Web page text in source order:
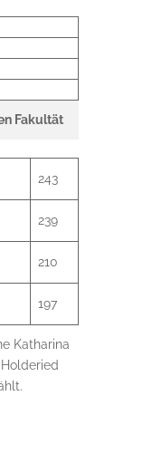
Fakultät
243
239
210
197
Katharina